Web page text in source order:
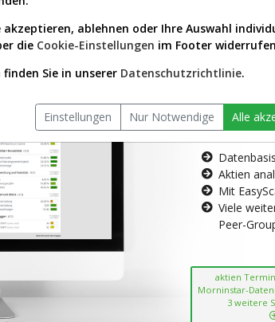
Die
Aktien
Mit
Viele
Peer-
aktien
Morninstar-
3 weitere
akzeptieren, ablehnen oder Ihre Auswahl
die Cookie-Einstellungen im Footer
Sie in unserer Datenschutzrichtlinie.
Einstellungen Nur Notwendige Alle